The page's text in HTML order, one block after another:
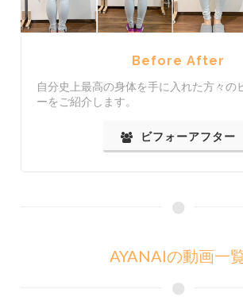
Before After
自分史上最高の身体を手に入れた方々の
ーをご紹介します。
ビフォーアフター
AYANAIの動画一